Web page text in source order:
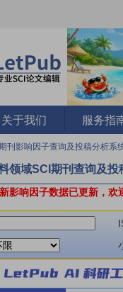
关于我们 服务指
刊影响因子查询及投稿分析系
领域SCI期刊查询及投
影响因子数据已更新，欢